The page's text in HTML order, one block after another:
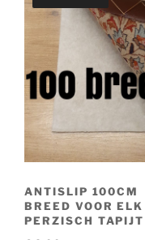
ANTISLIP 100CM
BREED VOOR ELK
PERZISCH TAPIJT